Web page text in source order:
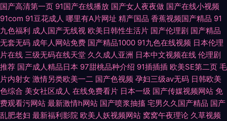
国产高清第一页 91国产在线播放 国产女人夜夜做 国产在线小视频
91com 91豆花成人 哪里有A片网址 精产国品 香蕉视频国产精品 91
九色福利 成人国产无线视 欧美日韩性生活片 国产伦理剧 国产精品
无套无码 成年人网站免费 国产精品1000 91九色在线视频 日本伦理
片在线 三级无码在线天堂 久久成人亚洲 日本中文视频在线 伦理剧
推荐 国产成人精品日本 97甜桃品种介绍 91插插插 欧美SE第二页 毛
片内射女 激情另类欧美一二 国产色视频 孕妇三级av无码 日韩欧美
色综合 美女社区成人 在线免费看片 日本一级 国产传媒视频网站 免
费观看污网站 最新激情h网站 国产喷浆抽搐 宅男久久国产精品 国产
乱肥老妇 最新福利影院 欧美人妖视频网站 窝窝午夜理论 久草视频